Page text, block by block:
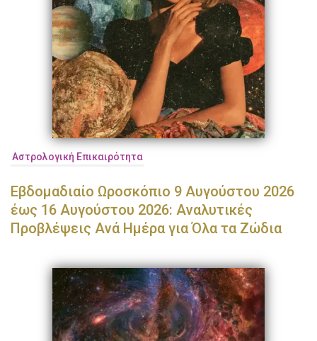
Αστρολογική Επικαιρότητα
Εβδομαδιαίο Ωροσκόπιο 9 Αυγούστου 2026
έως 16 Αυγούστου 2026: Αναλυτικές
Προβλέψεις Ανά Ημέρα για Όλα τα Ζώδια